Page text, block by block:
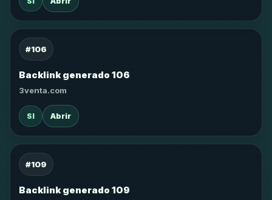
#106
Backlink generado 106
3venta.com
SI Abrir
#109
Backlink generado 109